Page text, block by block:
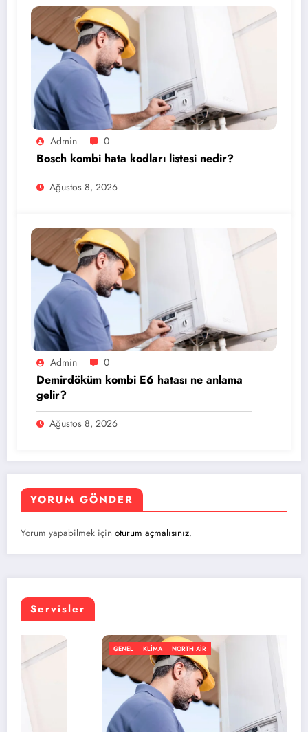
Admin 0
Bosch kombi hata kodları listesi nedir?
Ağustos 8, 2026
Admin 0
Demirdöküm kombi E6 hatası ne anlama
gelir?
Ağustos 8, 2026
YORUM GÖNDER
Yorum yapabilmek için oturum açmalısınız.
Servisler
GENEL KLIMA NORTH AIR